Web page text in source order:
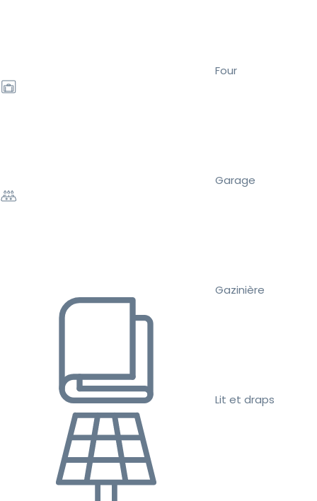
Four
Garage
Gazinière
Lit et draps